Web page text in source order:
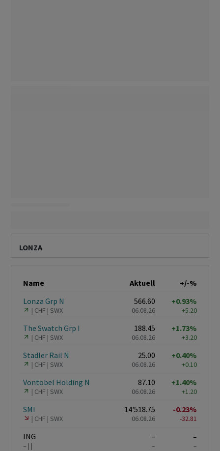
LONZA
Name Aktuell
+/-%
Lonza Grp N
CHF SWX
566.60
06.08.26
+0.93%
+5.20
The Swatch Grp I
CHF SWX
188.45
06.08.26
+1.73%
+3.20
Stadler Rail N
CHF SWX
25.00
06.08.26
+0.40%
+0.10
Vontobel Holding N
CHF SWX
87.10
06.08.26
+1.40%
+1.20
SMI
CHF SWX
14'518.75
06.08.26
-0.23%
-32.81
ING
–
–
–
–
–